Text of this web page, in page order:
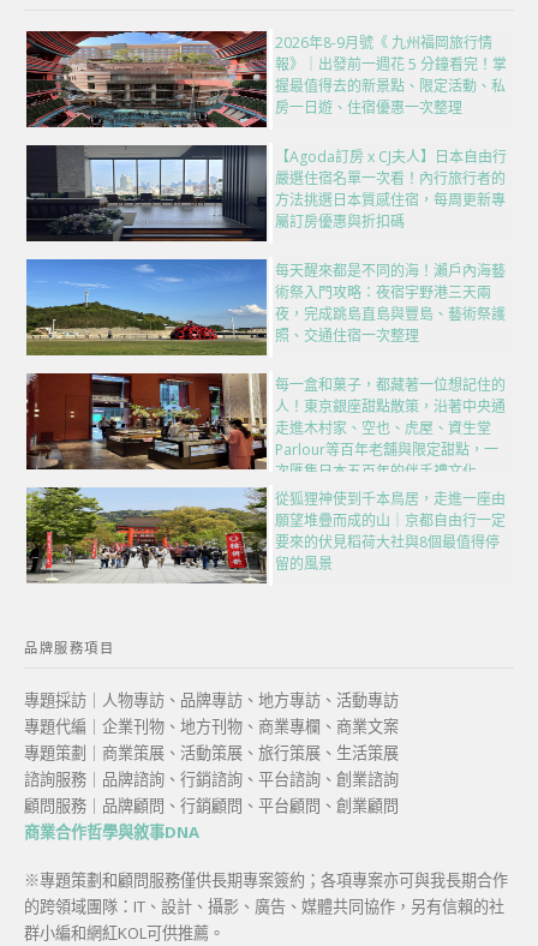
2026年8-9月號《 九州福岡旅行情
報》｜出發前一週花 5 分鐘看完！掌
握最值得去的新景點、限定活動、私
房一日遊、住宿優惠一次整理
【Agoda訂房 x CJ夫人】日本自由行
嚴選住宿名單一次看！內行旅行者的
方法挑選日本質感住宿，每周更新專
屬訂房優惠與折扣碼
每天醒來都是不同的海！瀨戶內海藝
術祭入門攻略：夜宿宇野港三天兩
夜，完成跳島直島與豐島、藝術祭護
照、交通住宿一次整理
每一盒和菓子，都藏著一位想記住的
人！東京銀座甜點散策，沿著中央通
走進木村家、空也、虎屋、資生堂
Parlour等百年老舖與限定甜點，一
次匯集日本五百年的伴手禮文化
從狐狸神使到千本鳥居，走進一座由
願望堆疊而成的山｜京都自由行一定
要來的伏見稻荷大社與8個最值得停
留的風景
品牌服務項目
專題採訪｜人物專訪、品牌專訪、地方專訪、活動專訪
專題代編｜企業刊物、地方刊物、商業專欄、商業文案
專題策劃｜商業策展、活動策展、旅行策展、生活策展
諮詢服務｜品牌諮詢、行銷諮詢、平台諮詢、創業諮詢
顧問服務｜品牌顧問、行銷顧問、平台顧問、創業顧問
商業合作哲學與敘事DNA
※專題策劃和顧問服務僅供長期專案簽約；各項專案亦可與我長期合作
的跨領域團隊：IT、設計、攝影、廣告、媒體共同協作，另有信賴的社
群小編和網紅KOL可供推薦。